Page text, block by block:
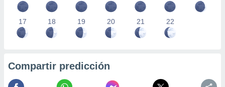
17 18 19 20 21 22
Compartir predicción